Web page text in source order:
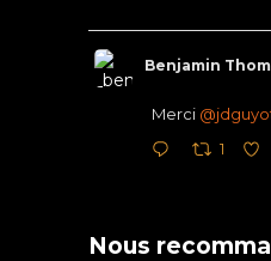
Benjamin
Merci
1
Nous